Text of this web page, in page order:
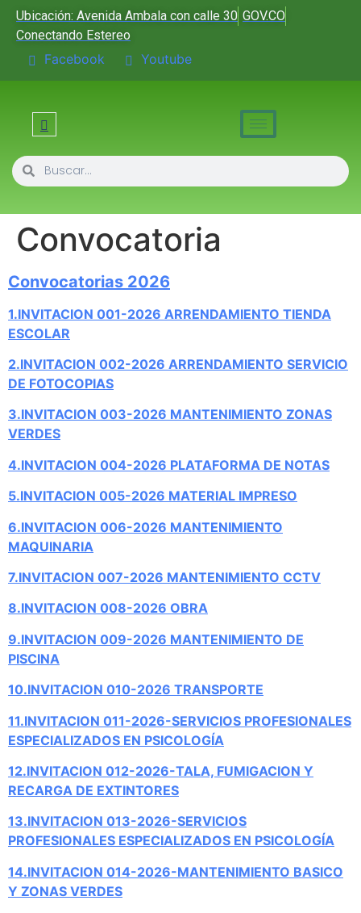
Ubicación: Avenida Ambala con calle 30 GOV.CO
Conectando Estereo
Facebook Youtube
Convocatoria
Convocatorias 2026
1.INVITACION 001-2026 ARRENDAMIENTO TIENDA
ESCOLAR
2.INVITACION 002-2026 ARRENDAMIENTO SERVICIO
DE FOTOCOPIAS
3.INVITACION 003-2026 MANTENIMIENTO ZONAS
VERDES
4.INVITACION 004-2026 PLATAFORMA DE NOTAS
5.INVITACION 005-2026 MATERIAL IMPRESO
6.INVITACION 006-2026 MANTENIMIENTO
MAQUINARIA
7.INVITACION 007-2026 MANTENIMIENTO CCTV
8.INVITACION 008-2026 OBRA
9.INVITACION 009-2026 MANTENIMIENTO DE
PISCINA
10.INVITACION 010-2026 TRANSPORTE
11.INVITACION 011-2026-SERVICIOS PROFESIONALES
ESPECIALIZADOS EN PSICOLOGÍA
12.INVITACION 012-2026-TALA, FUMIGACION Y
RECARGA DE EXTINTORES
13.INVITACION 013-2026-SERVICIOS
PROFESIONALES ESPECIALIZADOS EN PSICOLOGÍA
14.INVITACION 014-2026-MANTENIMIENTO BASICO
Y ZONAS VERDES